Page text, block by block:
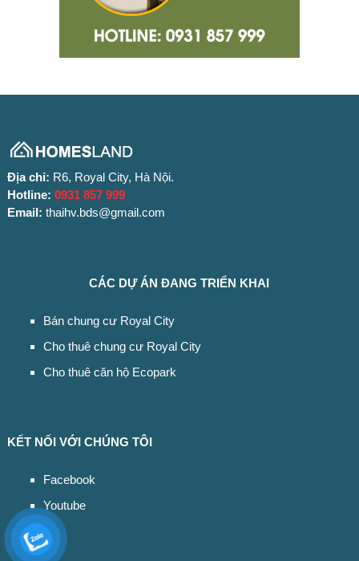
Địa chỉ: R6, Royal City, Hà Nội.
Hotline: 0931 857 999
Email: thaihv.bds@gmail.com
CÁC DỰ ÁN ĐANG TRIỂN KHAI
Bán chung cư Royal City
Cho thuê chung cư Royal City
Cho thuê căn hộ Ecopark
KẾT NỐI VỚI CHÚNG TÔI
Facebook
Youtube